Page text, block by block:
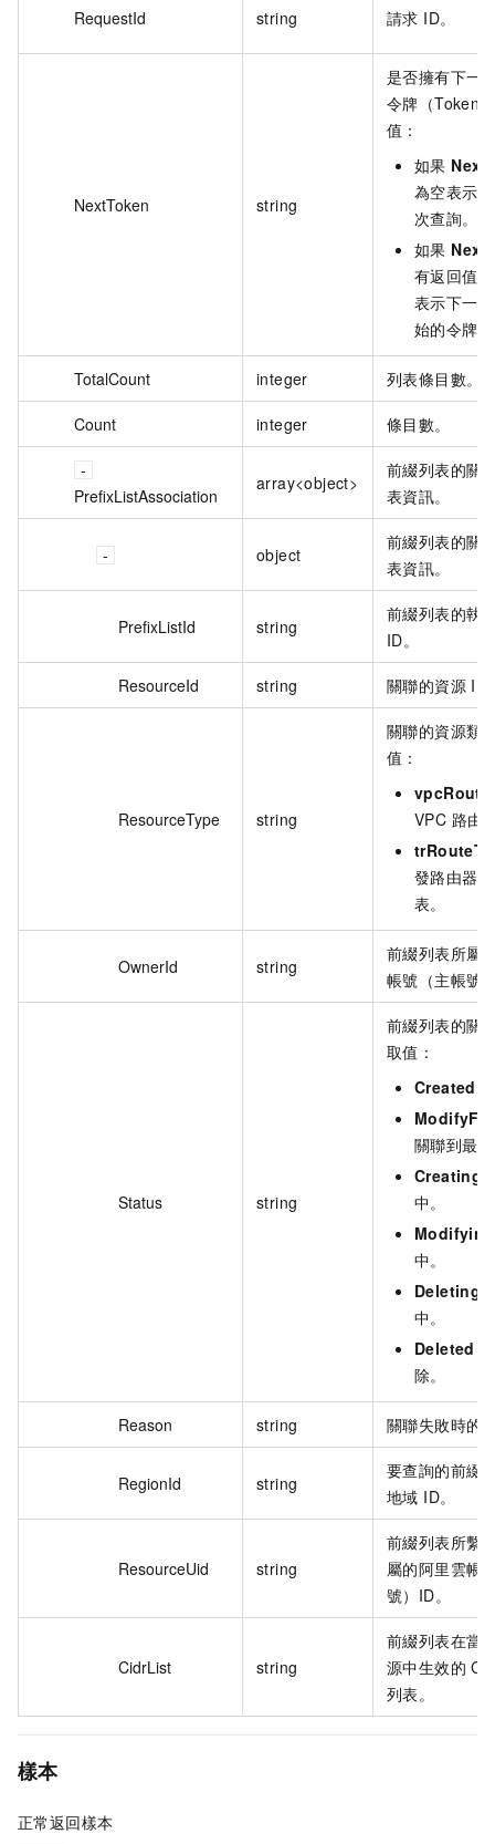
RequestId string 請求 ID。
NextToken string
是否擁有下一
令牌（Token
值：
如果
為空表示
次查詢。
如果
有返回值
表示下一
始的令牌。
TotalCount integer 列表條目數。
Count integer 條目數。
PrefixListAssociation
array<object>
前綴列表的關
表資訊。
object
前綴列表的關
表資訊。
PrefixListId string
前綴列表的執
ID。
ResourceId string 關聯的資源 ID
ResourceType string
關聯的資源類
值：
VPC 路由
發路由器
表。
OwnerId string
前綴列表所屬
帳號（主帳號
Status string
前綴列表的關
取值：
Created
關聯到最
Creating
中。
Modifying
中。
Deleting
中。
Deleted
除。
Reason string 關聯失敗時的
RegionId string
要查詢的前綴
地域 ID。
ResourceUid string
前綴列表所繫
屬的阿里雲帳
號）ID。
CidrList string
前綴列表在當
源中生效的
列表。
樣本
正常返回樣本